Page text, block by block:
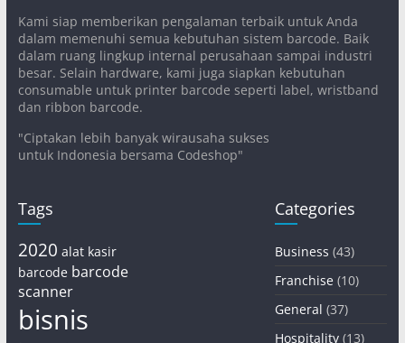
Kami siap memberikan pengalaman terbaik untuk Anda
dalam memenuhi semua kebutuhan sistem barcode. Baik
dalam ruang lingkup internal perusahaan sampai industri
besar. Selain hardware, kami juga siapkan kebutuhan
consumable untuk printer barcode seperti label, wristband
dan ribbon barcode.
"Ciptakan lebih banyak wirausaha sukses
untuk Indonesia bersama Codeshop"
Tags
2020 alat kasir
barcode barcode
scanner
bisnis
Categories
Business (43)
Franchise (10)
General (37)
Hospitality (13)